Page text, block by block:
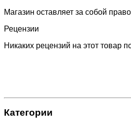
Магазин оставляет за собой
Рецензии
Никаких рецензий на этот товар
Категории